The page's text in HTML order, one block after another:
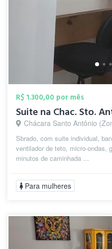
R$ 1.300,00 por mês
Suite na Chac. Sto.
Chácara Santo Antônio
Sbrado, com suite individual,
ventilador de teto, micro-ondas,
minutos de caminhada ...
Para mulheres